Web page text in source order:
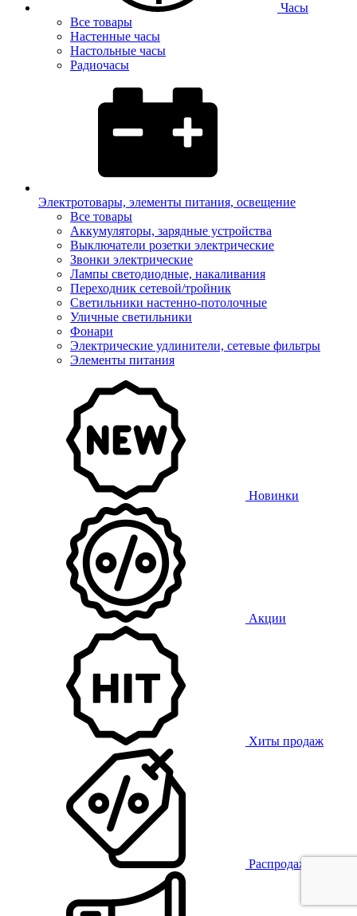
Часы
Все товары
Настенные часы
Настольные часы
Радиочасы
Электротовары, элементы питания, освещение
Все товары
Аккумуляторы, зарядные устройства
Выключатели розетки электрические
Звонки электрические
Лампы светодиодные, накаливания
Переходник сетевой/тройник
Светильники настенно-потолочные
Уличные светильники
Фонари
Электрические удлинители, сетевые фильтры
Элементы питания
Новинки
Акции
Хиты продаж
Распродажа